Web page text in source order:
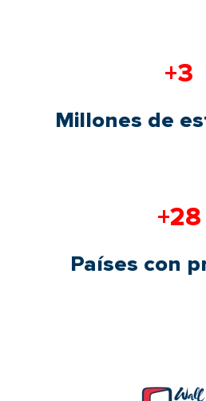
+3
Millones de
+28
Países con